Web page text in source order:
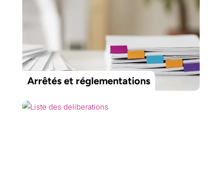
Arrêtés et réglementations